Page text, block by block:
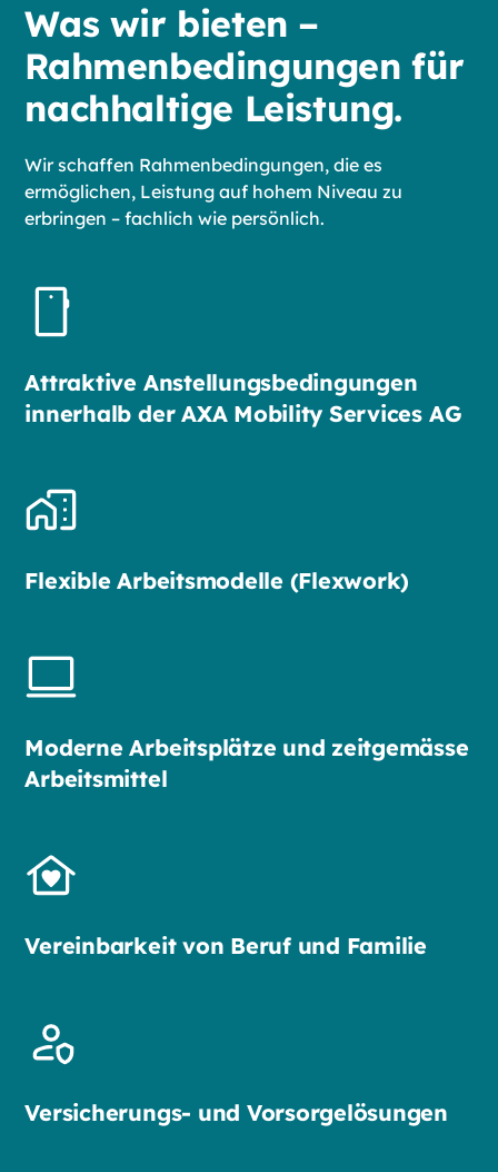
Was wir bieten –
Rahmenbedingungen für
nachhaltige Leistung.
Wir schaffen Rahmenbedingungen, die es
ermöglichen, Leistung auf hohem Niveau zu
erbringen – fachlich wie persönlich.
Attraktive Anstellungsbedingungen
innerhalb der AXA Mobility Services AG
Flexible Arbeitsmodelle (Flexwork)
Moderne Arbeitsplätze und zeitgemässe
Arbeitsmittel
Vereinbarkeit von Beruf und Familie
Versicherungs- und Vorsorgelösungen